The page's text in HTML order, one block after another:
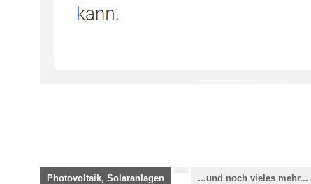
Photovoltaik, Solaranlagen ...und noch vieles mehr...